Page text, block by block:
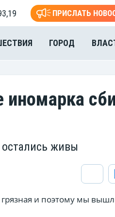
ПРИСЛАТЬ
ГОРОД
иномарка
живы
и поэтому мы